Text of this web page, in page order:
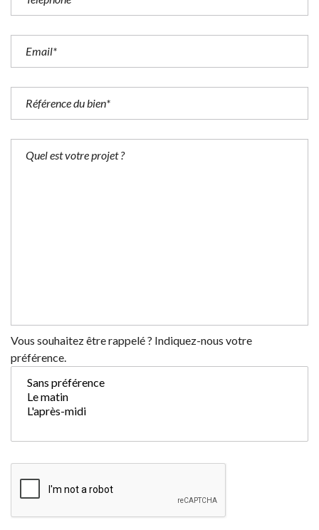
Vous souhaitez être rappelé ? Indiquez-nous votre
préférence.